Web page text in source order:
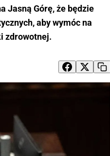
Jasną Górę, że będzie
aby wymóc na
zdrowotnej.